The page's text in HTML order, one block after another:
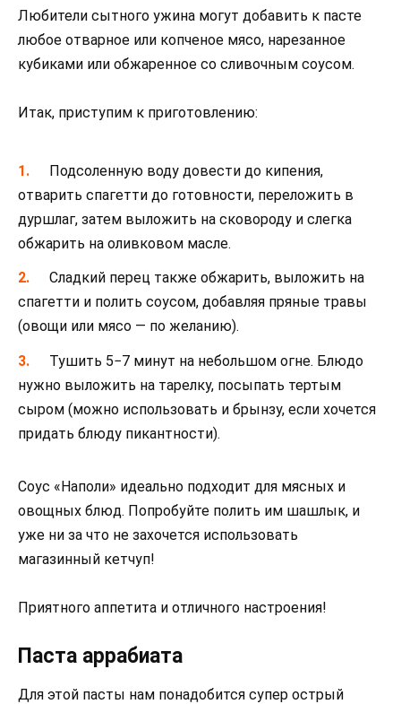
Любители сытного ужина могут добавить к пасте
любое отварное или копченое мясо, нарезанное
кубиками или обжаренное со сливочным соусом.
Итак, приступим к приготовлению:
Подсоленную воду довести до кипения,
отварить спагетти до готовности, переложить в
дуршлаг, затем выложить на сковороду и слегка
обжарить на оливковом масле.
Сладкий перец также обжарить, выложить на
спагетти и полить соусом, добавляя пряные травы
(овощи или мясо — по желанию).
Тушить 5−7 минут на небольшом огне. Блюдо
нужно выложить на тарелку, посыпать тертым
сыром (можно использовать и брынзу, если хочется
придать блюду пикантности).
Соус «Наполи» идеально подходит для мясных и
овощных блюд. Попробуйте полить им шашлык, и
уже ни за что не захочется использовать
магазинный кетчуп!
Приятного аппетита и отличного настроения!
Паста аррабиата
Для этой пасты нам понадобится супер острый